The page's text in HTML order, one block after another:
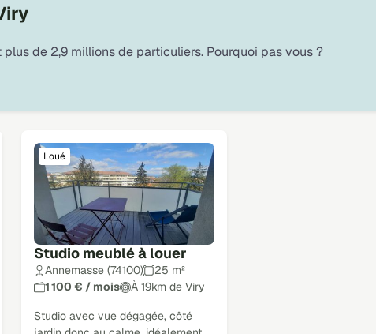
Studio meublé à louer
Loué
Annemasse (74100)
25 m²
1 100 € / mois
À 19km de Viry
Studio avec vue dégagée, côté
de 2,9 millions de particuliers. Pourquoi pas vous ?